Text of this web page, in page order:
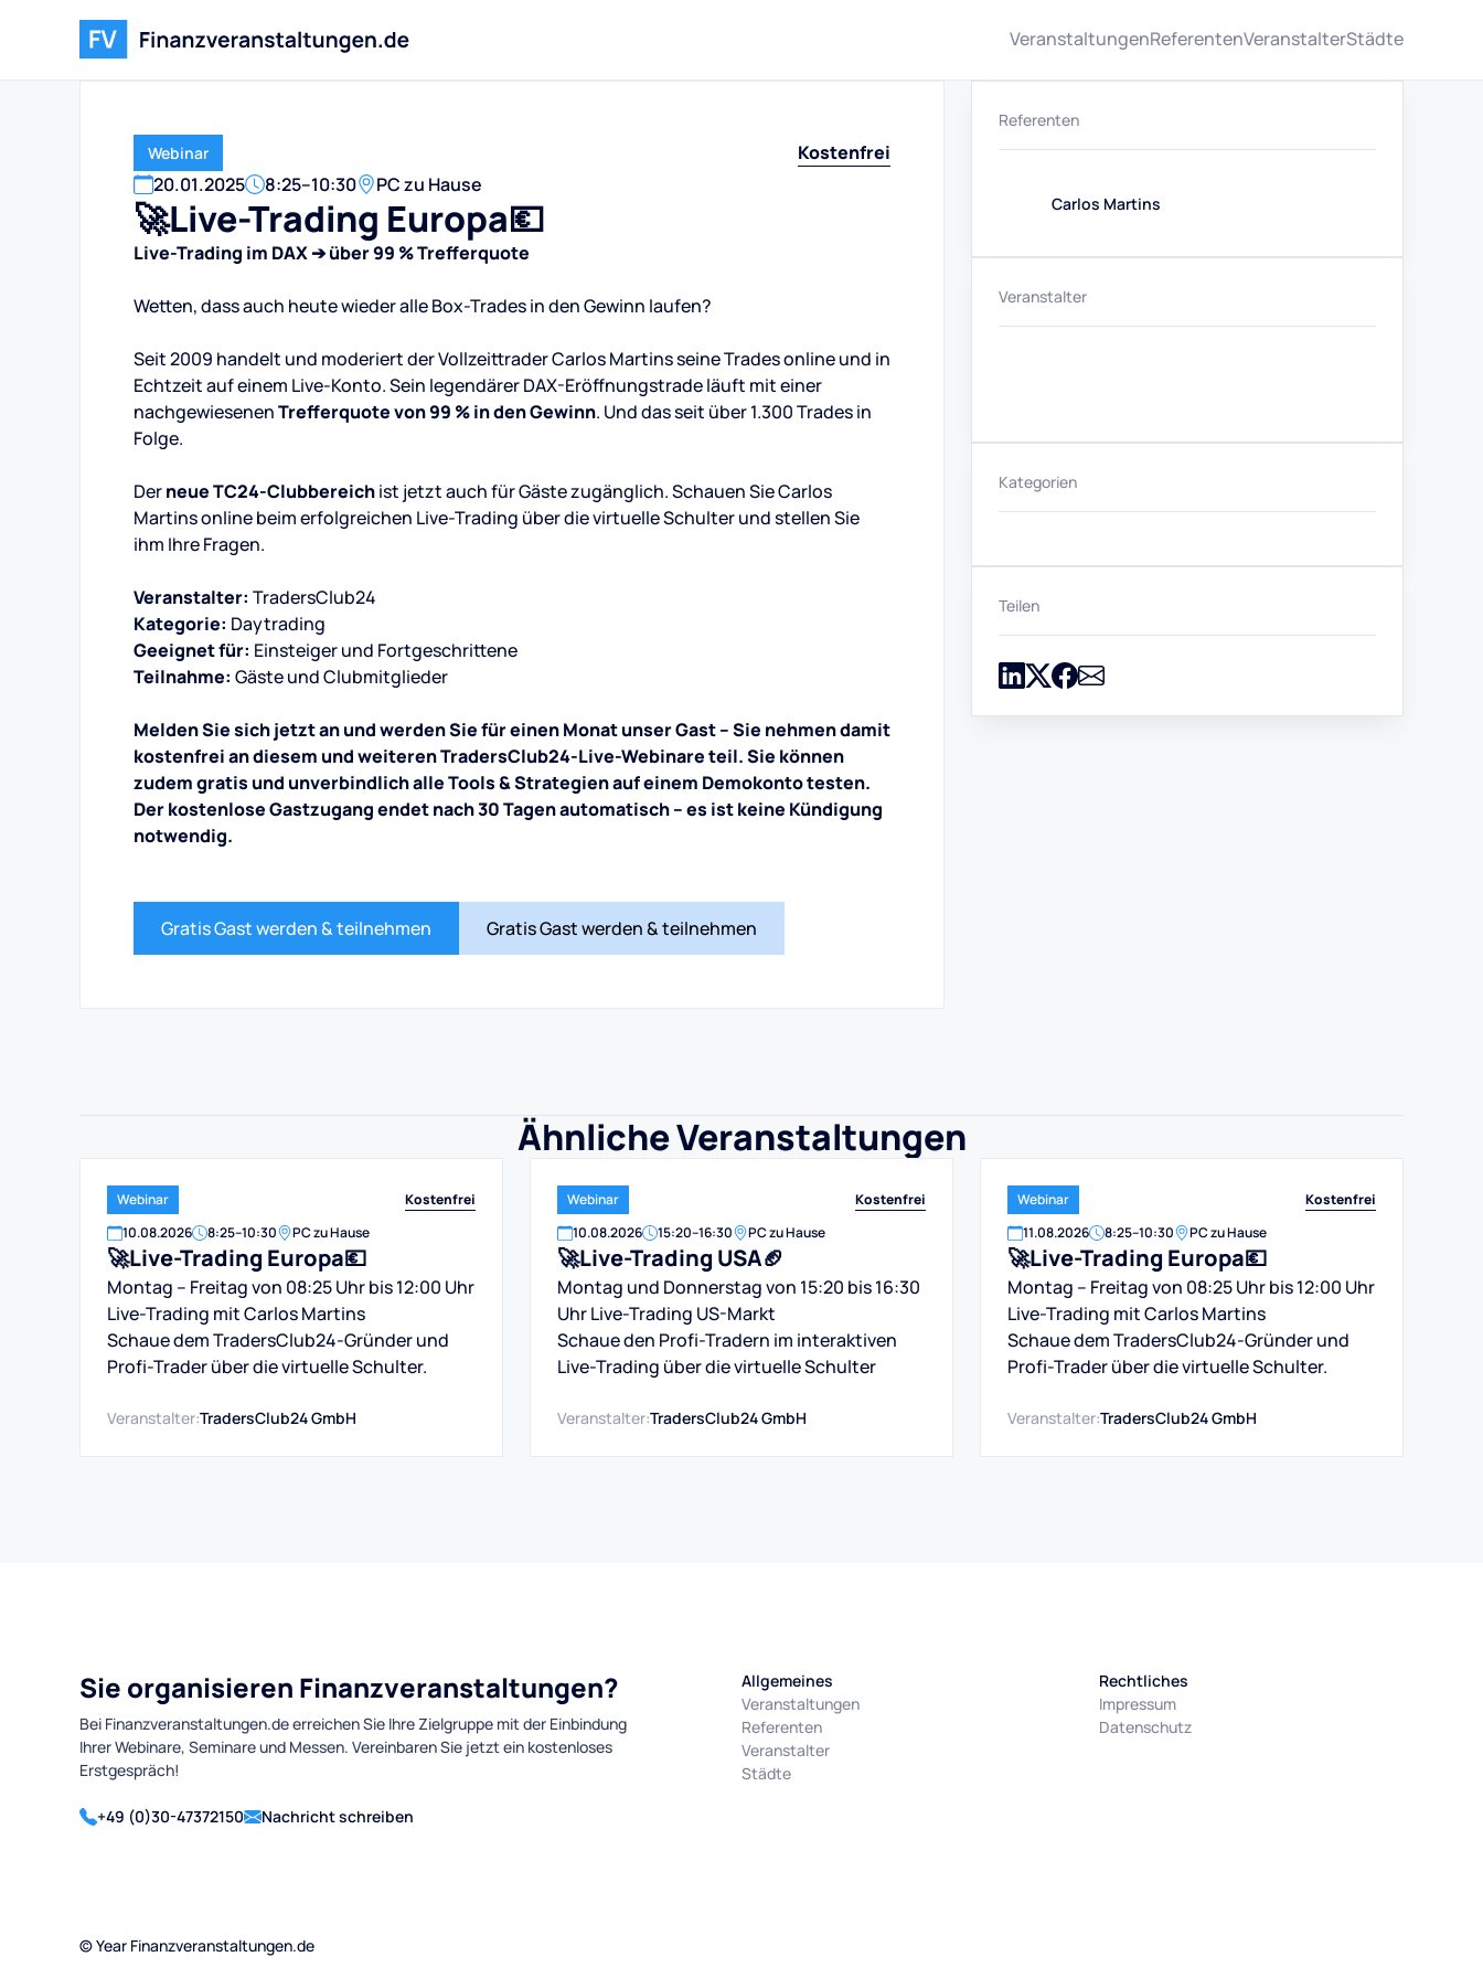
VeranstaltungenReferentenVeranstalterStädte
Webinar
Kostenfrei
20.01.2025 8:25–10:30 PC zu Hause
🚀Live-Trading Europa💶
Live-Trading im DAX ➔ über 99 % Trefferquote
Wetten, dass auch heute wieder alle Box-Trades in den Gewinn laufen?
Seit 2009 handelt und moderiert der Vollzeittrader Carlos Martins seine Trades online und in
Echtzeit auf einem Live-Konto. Sein legendärer DAX-Eröffnungstrade läuft mit einer
nachgewiesenenTrefferquote von 99 % in den Gewinn. Und das seit über 1.300 Trades in
Folge.
Derneue TC24-Clubbereichist jetzt auch für Gäste zugänglich. Schauen Sie Carlos
Martins online beim erfolgreichen Live-Trading über die virtuelle Schulter und stellen Sie
ihm Ihre Fragen.
Veranstalter: TradersClub24
Kategorie: Daytrading
Geeignet für: Einsteiger und Fortgeschrittene
Teilnahme: Gäste und Clubmitglieder
Melden Sie sich jetzt an und werden Sie für einen Monat unser Gast – Sie nehmen damit
kostenfrei an diesem und weiteren TradersClub24-Live-Webinare teil. Sie können
zudem gratis und unverbindlich alle Tools & Strategien auf einem Demokonto testen.
Der kostenlose Gastzugang endet nach 30 Tagen automatisch – es ist keine Kündigung
notwendig.
Gratis Gast werden & teilnehmen Gratis Gast werden & teilnehmen
Referenten
Carlos Martins
Veranstalter
Kategorien
Teilen
Ähnliche Veranstaltungen
Webinar
Kostenfrei
10.08.2026 8:25–10:30 PC zu Hause
🚀Live-Trading Europa💶
Montag – Freitag von 08:25 Uhr bis 12:00 Uhr
Live-Trading mit Carlos Martins
Schaue dem TradersClub24-Gründer und
Profi-Trader über die virtuelle Schulter.
Veranstalter:TradersClub24 GmbH
Webinar
Kostenfrei
10.08.2026 15:20–16:30 PC zu Hause
🚀Live-Trading USA🏈
Montag und Donnerstag von 15:20 bis 16:30
Uhr Live-Trading US-Markt
Schaue den Profi-Tradern im interaktiven
Live-Trading über die virtuelle Schulter
Veranstalter:TradersClub24 GmbH
Webinar
Kostenfrei
11.08.2026 8:25–10:30 PC zu Hause
🚀Live-Trading Europa💶
Montag – Freitag von 08:25 Uhr bis 12:00 Uhr
Live-Trading mit Carlos Martins
Schaue dem TradersClub24-Gründer und
Profi-Trader über die virtuelle Schulter.
Veranstalter:TradersClub24 GmbH
Sie organisieren Finanzveranstaltungen?
Bei Finanzveranstaltungen.de erreichen Sie Ihre Zielgruppe mit der Einbindung
Ihrer Webinare, Seminare und Messen. Vereinbaren Sie jetzt ein kostenloses
Erstgespräch!
+49 (0)30-47372150 Nachricht schreiben
Allgemeines
Veranstaltungen
Referenten
Veranstalter
Städte
Rechtliches
Impressum
Datenschutz
©Year Finanzveranstaltungen.de